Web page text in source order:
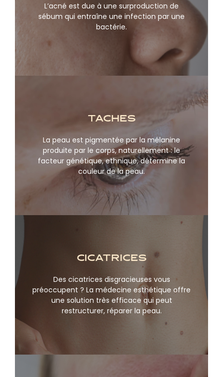
L’acné est due à une surproduction de
sébum qui entraîne une infection par une
bactérie.
En savoir plus
Taches
La peau est pigmentée par la mélanine
produite par le corps, naturellement : le
facteur génétique, ethnique, détermine la
couleur de la peau.
En savoir plus
cicatrices
Des cicatrices disgracieuses vous
préoccupent ? La médecine esthétique offre
une solution très efficace qui peut
restructurer, réparer la peau.
En savoir plus